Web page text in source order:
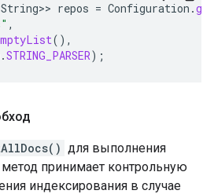
> repos = Configuration .
,
(),
.STRING_PARSER);
для выполнения
метод принимает контрольную
индексирования в случае